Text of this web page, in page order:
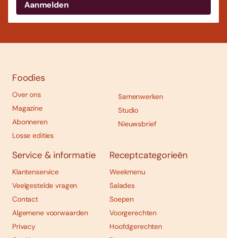
Foodies
Over ons
Magazine
Abonneren
Losse edities
Samenwerken
Studio
Nieuwsbrief
Service & informatie
Klantenservice
Veelgestelde vragen
Contact
Algemene voorwaarden
Privacy
Receptcategorieën
Weekmenu
Salades
Soepen
Voorgerechten
Hoofdgerechten